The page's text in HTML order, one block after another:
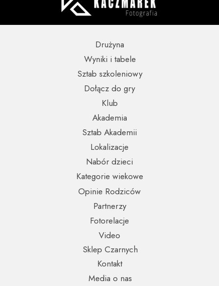
Partnerzy
Opinie Rodziców
Nabór dzieci
Wyniki i tabele
Sklep Czarnych
Video
Fotorelacje
Kontakt
Media o nas
Kategorie wiekowe
Lokalizacje
Sztab szkoleniowy
Sztab Akademii
Dołącz do gry
Drużyna
Akademia
Klub